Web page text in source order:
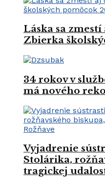
Láska sa
Zbierka
34 rokov v
má nového
Vyjadrenie
Stolárika,
tragickej